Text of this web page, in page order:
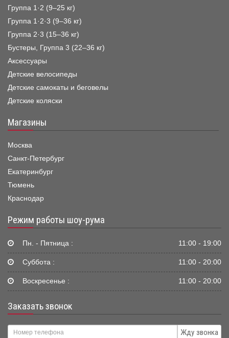
Группа 1·2 (9–25 кг)
Группа 1·2·3 (9–36 кг)
Группа 2·3 (15–36 кг)
Бустеры, Группа 3 (22–36 кг)
Аксессуары
Детские велосипеды
Детские самокаты и беговелы
Детские коляски
Магазины
Москва
Санкт-Петербург
Екатеринбург
Тюмень
Краснодар
Режим работы шоу-рума
Пн. - Пятница : 11:00 - 19:00
Суббота : 11:00 - 20:00
Воскресенье : 11:00 - 20:00
Заказать звонок
Жду звонка